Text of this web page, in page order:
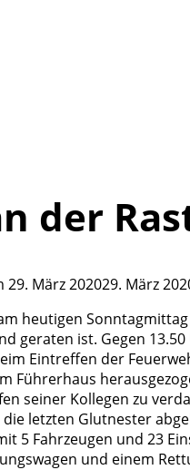
der
29. März 202029. März
heutigen
geraten ist. Gegen
Eintreffen der
Führerhaus
seiner Kollegen zu
letzten Glutnester
5 Fahrzeugen und 23
und einem